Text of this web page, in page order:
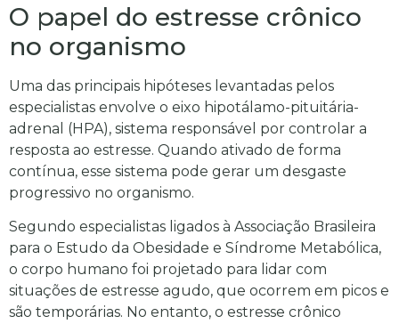
O papel do estresse crônico
no organismo
Uma das principais hipóteses levantadas pelos
especialistas envolve o eixo hipotálamo-pituitária-
adrenal (HPA), sistema responsável por controlar a
resposta ao estresse. Quando ativado de forma
contínua, esse sistema pode gerar um desgaste
progressivo no organismo.
Segundo especialistas ligados à Associação Brasileira
para o Estudo da Obesidade e Síndrome Metabólica,
o corpo humano foi projetado para lidar com
situações de estresse agudo, que ocorrem em picos e
são temporárias. No entanto, o estresse crônico